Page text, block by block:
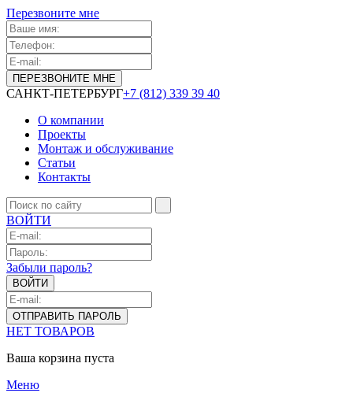
Перезвоните мне
САНКТ-ПЕТЕРБУРГ+7 (812) 339 39 40
О компании
Проекты
Монтаж и обслуживание
Статьи
Контакты
ВОЙТИ
Забыли пароль?
НЕТ ТОВАРОВ
Ваша корзина пуста
Меню